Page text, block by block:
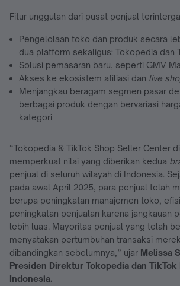
Fitur unggulan dari pusat penjual
Pengelolaan toko dan produk secara
dua platform sekaligus: Tokopedia dan
Solusi pemasaran baru, seperti GMV
Akses ke ekosistem afiliasi dan live
Menjangkau beragam segmen pasar
berbagai produk dengan bervariasi
kategori
“Tokopedia & TikTok Shop Seller Center
memperkuat nilai yang diberikan kedua
penjual di seluruh wilayah di Indonesia.
pada awal April 2025, para penjual telah
berupa peningkatan manajemen toko,
peningkatan penjualan karena jangkauan
lebih luas. Mayoritas penjual yang telah
menyatakan pertumbuhan transaksi
dibandingkan sebelumnya,” ujar Melissa
Presiden Direktur Tokopedia dan TikTok
Indonesia.